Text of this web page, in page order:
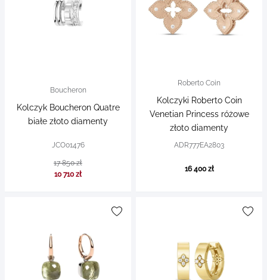
Boucheron
Kolczyk Boucheron Quatre
białe złoto diamenty
JCO01476
17 850 zł
10 710 zł
Roberto Coin
Kolczyki Roberto Coin
Venetian Princess różowe
złoto diamenty
ADR777EA2803
16 400 zł